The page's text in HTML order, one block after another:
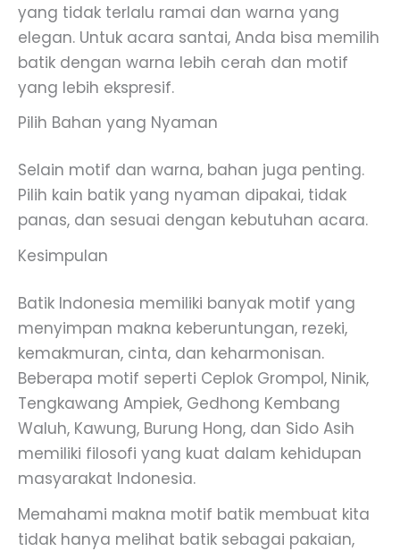
yang tidak terlalu ramai dan warna yang
elegan. Untuk acara santai, Anda bisa memilih
batik dengan warna lebih cerah dan motif
yang lebih ekspresif.
Pilih Bahan yang Nyaman
Selain motif dan warna, bahan juga penting.
Pilih kain batik yang nyaman dipakai, tidak
panas, dan sesuai dengan kebutuhan acara.
Kesimpulan
Batik Indonesia memiliki banyak motif yang
menyimpan makna keberuntungan, rezeki,
kemakmuran, cinta, dan keharmonisan.
Beberapa motif seperti Ceplok Grompol, Ninik,
Tengkawang Ampiek, Gedhong Kembang
Waluh, Kawung, Burung Hong, dan Sido Asih
memiliki filosofi yang kuat dalam kehidupan
masyarakat Indonesia.
Memahami makna motif batik membuat kita
tidak hanya melihat batik sebagai pakaian,